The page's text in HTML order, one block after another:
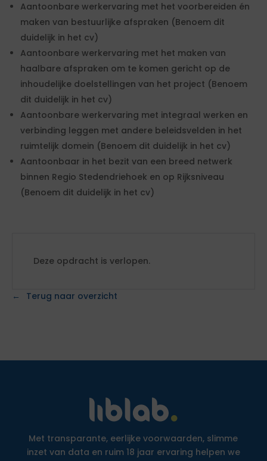
Aantoonbare werkervaring met het voorbereiden én
maken van bestuurlijke afspraken (Benoem dit
duidelijk in het cv)
Aantoonbare werkervaring met het maken van
haalbare afspraken om te komen gericht op de
inhoudelijke doelstellingen van het project (Benoem
dit duidelijk in het cv)
Aantoonbare werkervaring met integraal werken en
verbinding leggen met andere beleidsvelden in het
ruimtelijk domein (Benoem dit duidelijk in het cv)
Aantoonbaar in het bezit van een breed netwerk
binnen Regio Stedendriehoek en op Rijksniveau
(Benoem dit duidelijk in het cv)
Deze opdracht is verlopen.
Terug naar overzicht
Met transparante, eerlijke voorwaarden, slimme
inzet van data en ruim 18 jaar ervaring helpen we